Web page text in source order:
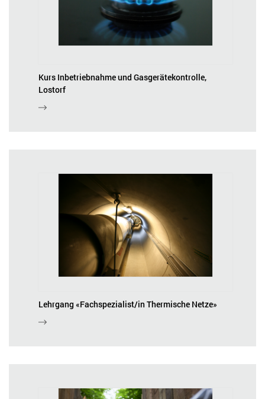
Kurs Inbetriebnahme und Gasgerätekontrolle,
Lostorf
Lehrgang «Fachspezialist/in Thermische Netze»